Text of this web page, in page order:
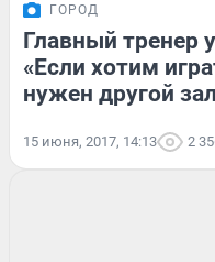
ГОРОД
Главный тренер
«Если хотим
нужен другой
15 июня, 2017, 14:13 2